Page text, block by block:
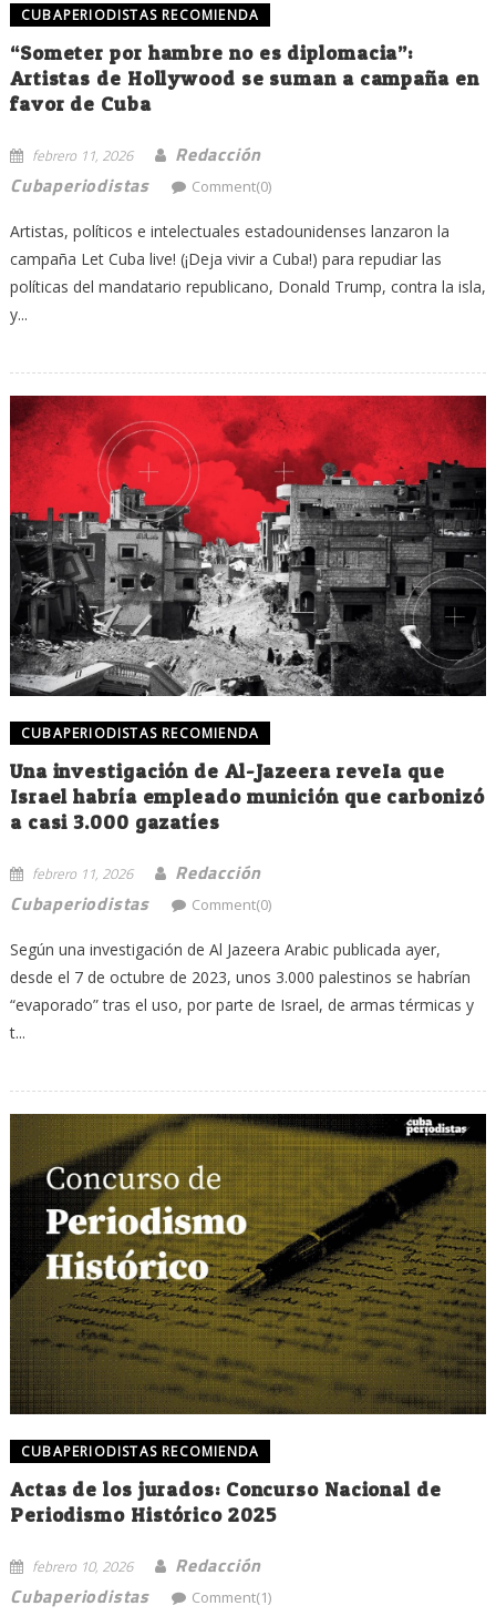
CUBAPERIODISTAS RECOMIENDA
“Someter por hambre no es diplomacia”:
Artistas de Hollywood se suman a campaña en
favor de Cuba
febrero 11, 2026
Redacción
Cubaperiodistas
Comment(0)
Artistas, políticos e intelectuales estadounidenses lanzaron la
campaña Let Cuba live! (¡Deja vivir a Cuba!) para repudiar las
políticas del mandatario republicano, Donald Trump, contra la isla,
y...
CUBAPERIODISTAS RECOMIENDA
Una investigación de Al-Jazeera reveIa que
Israel habría empleado munición que carbonizó
a casi 3.000 gazatíes
febrero 11, 2026
Redacción
Cubaperiodistas
Comment(0)
Según una investigación de Al Jazeera Arabic publicada ayer,
desde el 7 de octubre de 2023, unos 3.000 palestinos se habrían
“evaporado” tras el uso, por parte de Israel, de armas térmicas y
t...
CUBAPERIODISTAS RECOMIENDA
Actas de los jurados: Concurso Nacional de
Periodismo Histórico 2025
febrero 10, 2026
Redacción
Cubaperiodistas
Comment(1)